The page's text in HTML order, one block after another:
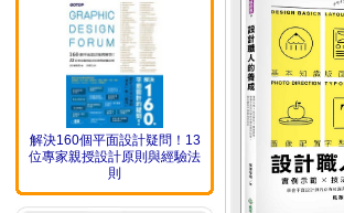
解決160個平面設計疑問！13
位專家親授設計原則與經驗法
則